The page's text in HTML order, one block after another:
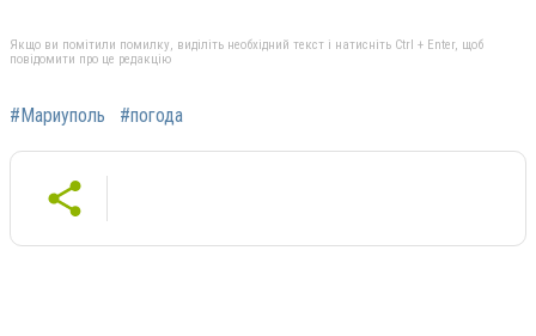
Якщо ви помітили помилку, виділіть необхідний текст і натисніть Ctrl + Enter, щоб
повідомити про це редакцію
#Мариуполь #погода